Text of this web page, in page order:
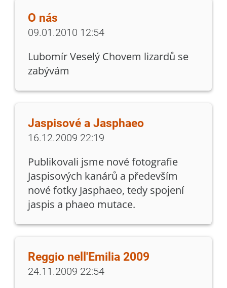
O nás
09.01.2010 12:54
Lubomír Veselý Chovem lizardů se
zabývám
Jaspisové a Jasphaeo
16.12.2009 22:19
Publikovali jsme nové fotografie
Jaspisových kanárů a především
nové fotky Jasphaeo, tedy spojení
jaspis a phaeo mutace.
Reggio nell'Emilia 2009
24.11.2009 22:54